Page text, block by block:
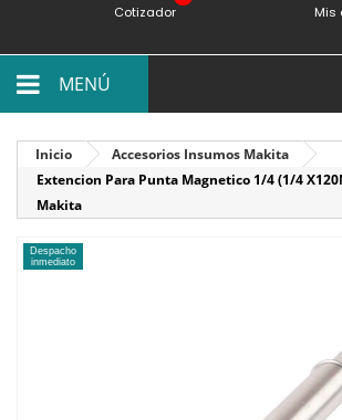
Cotizador Mis
MENÚ
Inicio
Accesorios Insumos Makita
Extencion Para Punta Magnetico 1/4 (1/4
Makita
Despacho
inmediato